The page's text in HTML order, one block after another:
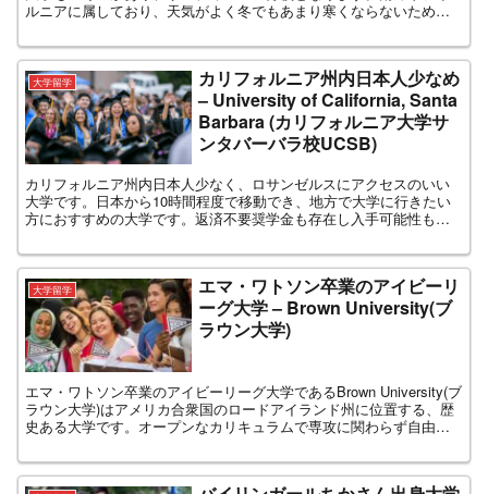
ルニアに属しており、天気がよく冬でもあまり寒くならないため冬
く生産されています。
大学留学
カリフォルニア州内日本人少なめ
– University of California, Santa
Barbara (カリフォルニア大学サ
ンタバーバラ校UCSB)
カリフォルニア州内日本人少なく、ロサンゼルスにアクセスのいい
大学です。日本から10時間程度で移動でき、地方で大学に行きたい
方におすすめの大学です。返済不要奨学金も存在し入手可能性も多
におすすめの大学です。
大学留学
エマ・ワトソン卒業のアイビーリ
ーグ大学 – Brown University(ブ
ラウン大学)
エマ・ワトソン卒業のアイビーリーグ大学であるBrown University(ブ
ラウン大学)はアメリカ合衆国のロードアイランド州に位置する、歴
史ある大学です。オープンなカリキュラムで専攻に関わらず自由に